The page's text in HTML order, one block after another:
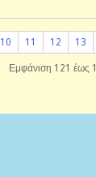
10 11 12 13
Εμφάνιση 121 έως